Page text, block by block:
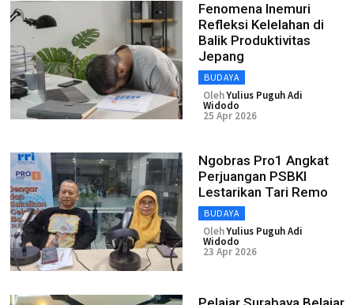
Fenomena Inemuri
Refleksi Kelelahan di
Balik Produktivitas
Jepang
BUDAYA
OlehYulius Puguh Adi
Widodo
25 Apr 2026
Ngobras Pro1 Angkat
Perjuangan PSBKI
Lestarikan Tari Remo
BUDAYA
OlehYulius Puguh Adi
Widodo
23 Apr 2026